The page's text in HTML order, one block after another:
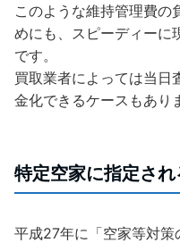
このような維持管理費の
めにも、スピーディーに
です。
買取業者によっては当日
金化できるケースもあり
特定空家に指定さ
平成27年に「空家等対